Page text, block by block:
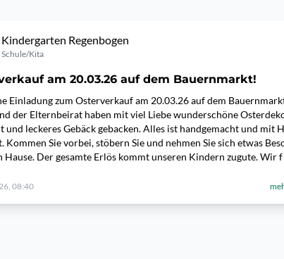
Kindergarten Regenbogen
Schule/Kita
am 20.03.26 auf dem Bauernmarkt!
Einladung zum Osterverkauf am 20.03.26 auf dem
der Elternbeirat haben mit viel Liebe wunderschöne
und leckeres Gebäck gebacken. Alles ist handgemacht und mit
Kommen Sie vorbei, stöbern Sie und nehmen Sie sich etwas
Hause. Der gesamte Erlös kommt unseren Kindern zugute. Wir f
08:40